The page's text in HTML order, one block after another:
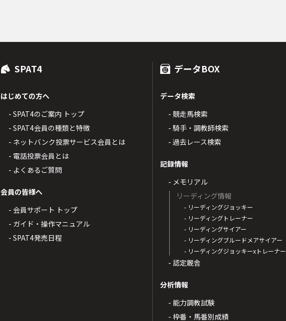
SPAT4
はじめての方へ
- SPAT4のご案内 トップ
- SPAT4会員の種類と特徴
- ネットバンク投票サービス会員とは
- 電話投票会員とは
- よくあるご質問
会員の皆様へ
- 会員サポート トップ
- ガイド・操作マニュアル
- SPAT4発売日程
データBOX
データ検索
- 競走馬検索
- 騎手・調教師検索
- 過去レース検索
記録情報
- メモリアル
リーディング情報
- リーディングジョッキー
- リーディングトレーナー
- リーディングサイアー
- リーディングブルードメアサイアー
- リーディングジョッキーxトレーナー
- 認定厩舎
分析情報
- 能力調教試験
- 枠番・馬番別成績